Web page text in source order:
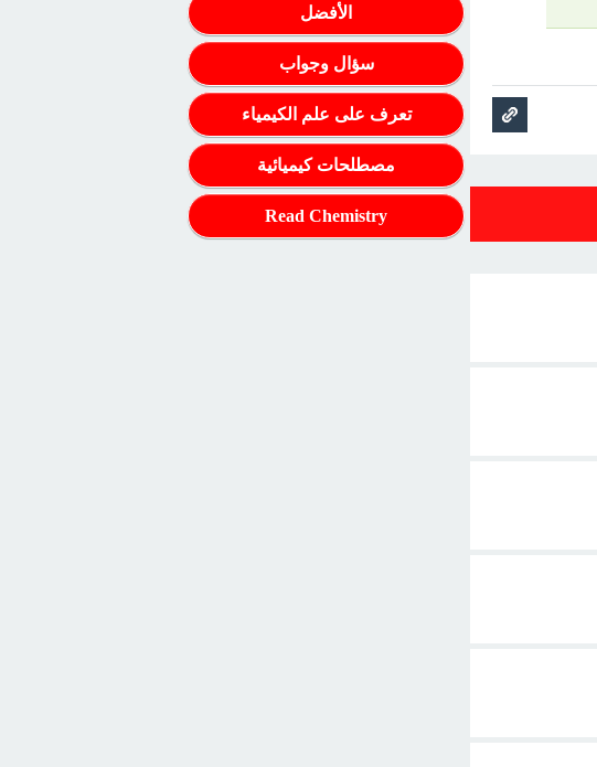
الأفضل
سؤال وجواب
تعرف على علم الكيمياء
مصطلحات كيميائية
Read Chemistry